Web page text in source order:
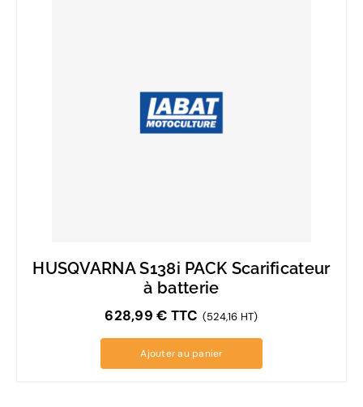
HUSQVARNA S138i PACK Scarificateur
à batterie
628,99€ TTC (524,16 HT)
Ajouter au panier